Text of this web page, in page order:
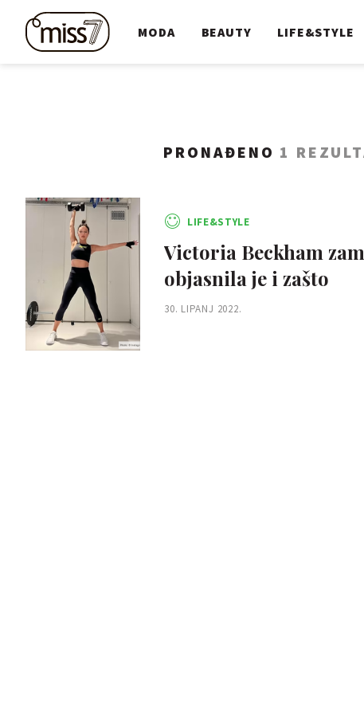
MODA BEAUTY LIFE&STYLE
PRONAĐENO 1
LIFE&STYLE
Victoria Beckham
objasnila je i zašto
30. LIPANJ 2022.